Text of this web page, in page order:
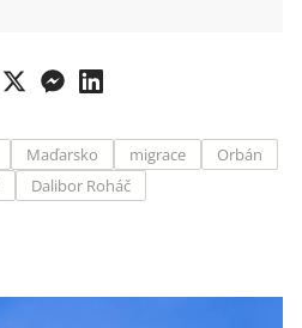
Maďarsko migrace
Orbán
Dalibor Roháč